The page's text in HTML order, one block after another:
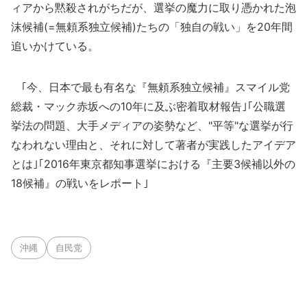
ィアから黙殺されがちだが、選挙の魔力に取り憑かれた泡
沫候補(=無頼系独立候補)たちの「独自の戦い」を20年間
追いかけている。
｢今、日本で最も有名な『無頼系独立候補』スマイル党
総裁・マック赤坂への10年に及ぶ密着取材報告｣｢公職選
挙法の問題、大手メディアの姿勢など、"平等"な選挙が行
なわれない理由と、それに対して著者が実践したアイデア
とは｣｢2016年東京都知事選挙における『主要3候補以外の
18候補』の戦いをレポート｣
沖縄 自民党